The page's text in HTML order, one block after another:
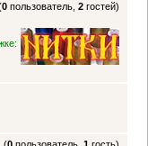
0 пользователь,2 гостей)